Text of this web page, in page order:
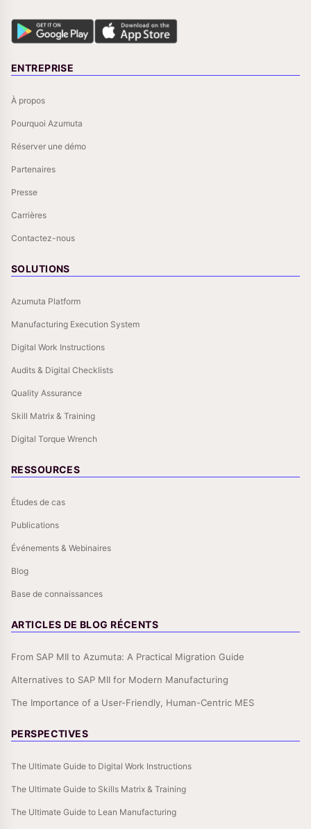
ENTREPRISE
À propos
Pourquoi Azumuta
Réserver une démo
Partenaires
Presse
Carrières
Contactez-nous
SOLUTIONS
Azumuta Platform
Manufacturing Execution System
Digital Work Instructions
Audits & Digital Checklists
Quality Assurance
Skill Matrix & Training
Digital Torque Wrench
RESSOURCES
Études de cas
Publications
Événements & Webinaires
Blog
Base de connaissances
ARTICLES DE BLOG RÉCENTS
From SAP MII to Azumuta: A Practical Migration Guide
Alternatives to SAP MII for Modern Manufacturing
The Importance of a User-Friendly, Human-Centric MES
PERSPECTIVES
The Ultimate Guide to Digital Work Instructions
The Ultimate Guide to Skills Matrix & Training
The Ultimate Guide to Lean Manufacturing